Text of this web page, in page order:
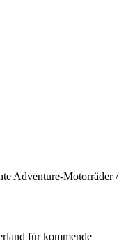
Adventure-Motorräder /
für kommende